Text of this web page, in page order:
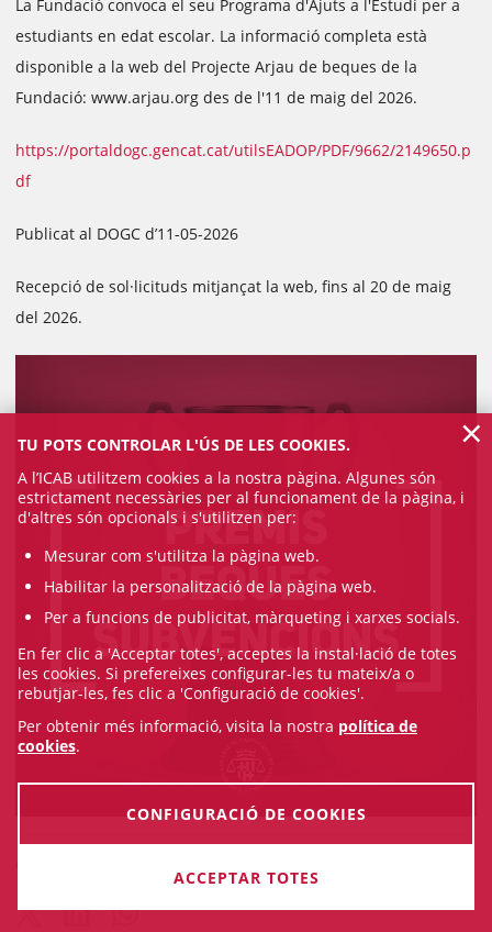
La Fundació convoca el seu Programa d'Ajuts a l'Estudi per a
estudiants en edat escolar. La informació completa està
disponible a la web del Projecte Arjau de beques de la
Fundació: www.arjau.org des de l'11 de maig del 2026.
https://portaldogc.gencat.cat/utilsEADOP/PDF/9662/2149650.p
df
Publicat al DOGC d’11-05-2026
Recepció de sol·licituds mitjançat la web, fins al 20 de maig
del 2026.
TU POTS CONTROLAR L'ÚS DE LES COOKIES.
A l’ICAB utilitzem cookies a la nostra pàgina. Algunes són
estrictament necessàries per al funcionament de la pàgina, i
d'altres són opcionals i s'utilitzen per:
Mesurar com s'utilitza la pàgina web.
Habilitar la personalització de la pàgina web.
Per a funcions de publicitat, màrqueting i xarxes socials.
En fer clic a 'Acceptar totes', acceptes la instal·lació de totes
les cookies. Si prefereixes configurar-les tu mateix/a o
rebutjar-les, fes clic a 'Configuració de cookies'.
Per obtenir més informació, visita la nostra política de
cookies.
CONFIGURACIÓ DE COOKIES
ACCEPTAR TOTES
×